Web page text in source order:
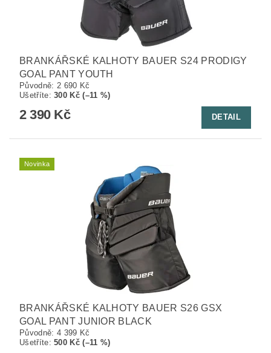
BRANKÁŘSKÉ KALHOTY BAUER S24 PRODIGY
GOAL PANT YOUTH
Původně: 2 690 Kč
Ušetříte:300 Kč (–11 %)
2 390 Kč DETAIL
Novinka
BRANKÁŘSKÉ KALHOTY BAUER S26 GSX
GOAL PANT JUNIOR BLACK
Původně: 4 399 Kč
Ušetříte:500 Kč (–11 %)